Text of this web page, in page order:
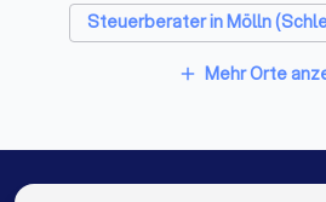
Wie berechnen Sie Ihr
Pauschalpreise oder
Anfragen?
Steuerberater in Mölln
Steuerberater in Glinde
add Mehr Orte